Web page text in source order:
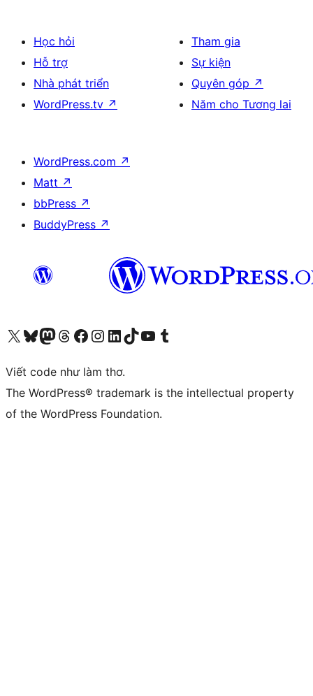
Học hỏi
Hỗ trợ
Nhà phát triển
WordPress.tv ↗
Tham gia
Sự kiện
Quyên góp ↗
Năm cho Tương lai
WordPress.com ↗
Matt ↗
bbPress ↗
BuddyPress ↗
Truy cập tài khoản X (trước đây là Twitter) của chúng tôiVisit our Bluesky account
Visit our Mastodon account
Visit our Threads account
Xem trang Facebook của chúng tôiTruy cập tài khoản Instagram của chúng tôiTruy cập tài khoản LinkedIn của chúng tôiVisit our TikTok account
Truy cập kênh YouTube của chúng tôi Visit our Tumblr account
Viết code như làm thơ.
The WordPress® trademark is the intellectual property
of the WordPress Foundation.